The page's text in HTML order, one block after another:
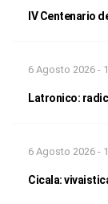
IV Centenario
6 Agosto 2026 -
Latronico:
6 Agosto 2026 -
Cicala: